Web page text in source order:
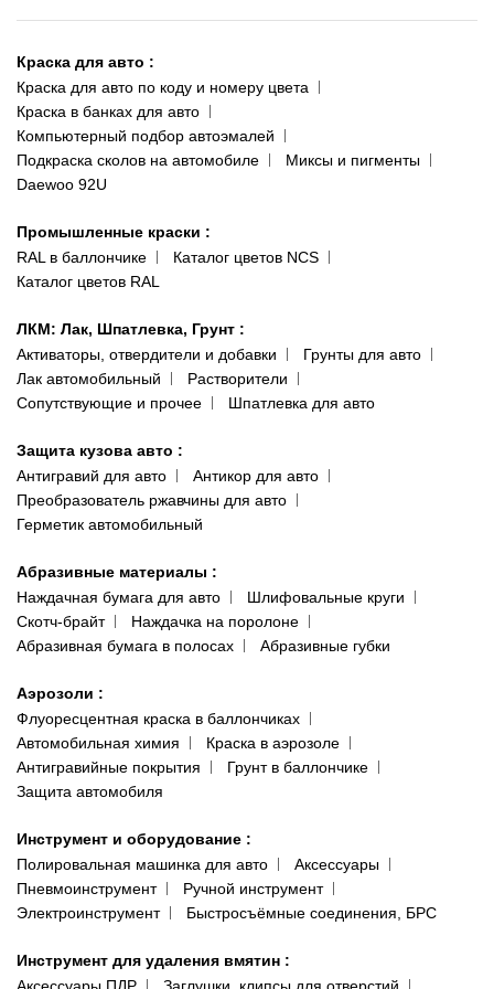
093 611-39-23
(ориентир: Интайм №40)
Одесса
пр-т Акад. Глушко, 29
066 554-97-70
Доставка и оплата
Сотрудничество
Наши публикации
Публичная оферта
Политика конфиденциальности
Краска для авто :
Краска для авто по коду и номеру цвета
Краска в банках для авто
Компьютерный подбор автоэмалей
Подкраска сколов на автомобиле
Миксы и пигменты
Daewoo 92U
Промышленные краски :
RAL в баллончике
Каталог цветов NCS
Каталог цветов RAL
ЛКМ: Лак, Шпатлевка, Грунт :
Активаторы, отвердители и добавки
Грунты для авто
Лак автомобильный
Растворители
Сопутствующие и прочее
Шпатлевка для авто
Защита кузова авто :
Антигравий для авто
Антикор для авто
Преобразователь ржавчины для авто
Герметик автомобильный
Абразивные материалы :
Наждачная бумага для авто
Шлифовальные круги
Скотч-брайт
Наждачка на поролоне
Абразивная бумага в полосах
Абразивные губки
Аэрозоли :
Флуоресцентная краска в баллончиках
Автомобильная химия
Краска в аэрозоле
Антигравийные покрытия
Грунт в баллончике
Защита автомобиля
Инструмент и оборудование :
Полировальная машинка для авто
Аксессуары
Пневмоинструмент
Ручной инструмент
Электроинструмент
Быстросъёмные соединения, БРС
Инструмент для удаления вмятин :
Аксессуары ПДР
Заглушки, клипсы для отверстий